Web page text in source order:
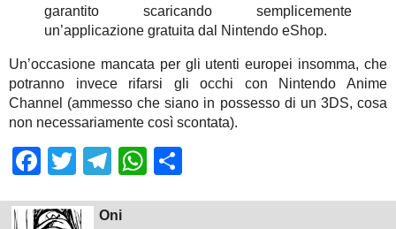
garantito scaricando semplicemente
un’applicazione gratuita dal Nintendo eShop.
Un’occasione mancata per gli utenti europei insomma, che
potranno invece rifarsi gli occhi con Nintendo Anime
Channel (ammesso che siano in possesso di un 3DS, cosa
non necessariamente così scontata).
Facebook
Twitter
Telegram
WhatsApp
Oni